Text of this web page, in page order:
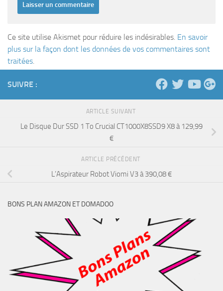
Ce site utilise Akismet pour réduire les indésirables. En savoir
plus sur la façon dont les données de vos commentaires sont
traitées.
SUIVRE :
ARTICLE SUIVANT
Le Disque Dur SSD 1 To Crucial CT1000X8SSD9 X8 à 129,99
€
ARTICLE PRÉCÉDENT
L’Aspirateur Robot Viomi V3 à 390,08 €
BONS PLAN AMAZON ET DOMADOO